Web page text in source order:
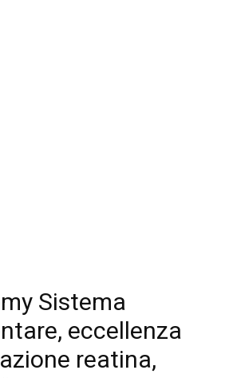
Sistema
eccellenza
reatina,